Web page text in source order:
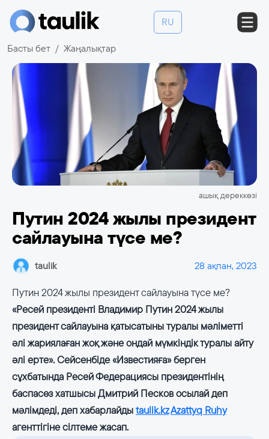
RU
Басты бет Жаңалықтар
ашық дереккөзі
Путин 2024 жылы президент
сайлауына түсе ме?
taulik 28 ақпан, 2023
Путин 2024 жылы президент сайлауына түсе ме?
«Ресей президенті Владимир Путин 2024 жылы
президент сайлауына қатысатыны туралы мәліметті
әлі жариялаған жоқ және ондай мүмкіндік туралы айту
әлі ерте». Сейсенбіде «Известияға» берген
сұхбатында Ресей Федерациясы президентінің
баспасөз хатшысы Дмитрий Песков осылай деп
мәлімдеді, деп хабарлайдыtaulik.kzAzattyq Ruhy
агенттігіне сілтеме жасап.